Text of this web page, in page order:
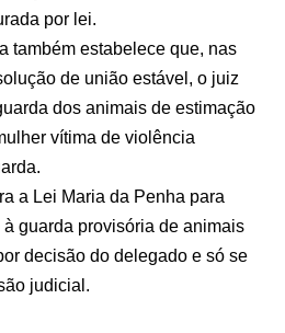
por lei.
também estabelece que, nas
de união estável, o juiz
dos animais de estimação
vítima de violência
a Lei Maria da Penha para
guarda provisória de animais
decisão do delegado e só se
judicial.